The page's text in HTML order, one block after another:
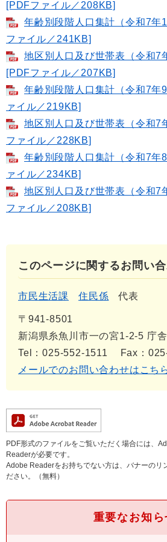
[PDFファイル／208KB]
年齢別段階人口集計（令和7年
ファイル／241KB]
地区別人口及び世帯表（令和7
[PDFファイル／207KB]
年齢別段階人口集計（令和7年
ァイル／219KB]
地区別人口及び世帯表（令和7
ファイル／228KB]
年齢別段階人口集計（令和7年
ァイル／234KB]
地区別人口及び世帯表（令和7
ファイル／208KB]
このページに関するお問い
市民生活課 住民係 代表
〒941-8501
新潟県糸魚川市一の宮1-2-5 庁
Tel：025-552-1511
Fax：
メールでのお問い合わせはこち
PDF形式のファイルをご覧いただく場合には、
Readerが必要です。
Adobe Readerをお持ちでない方は、バナーのリ
ださい。（無料）
重要なお知ら